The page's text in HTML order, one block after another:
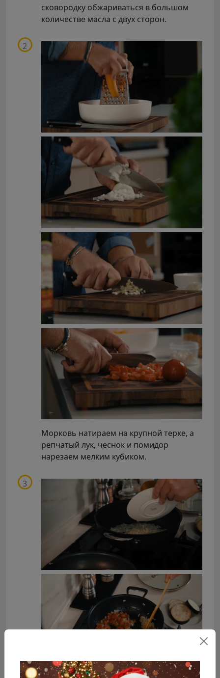
сковородку обжариваться в большом
количестве масла с двух сторон.
Морковь натираем на крупной терке, а
репчатый лук, чеснок и помидор
нарезаем мелким кубиком.